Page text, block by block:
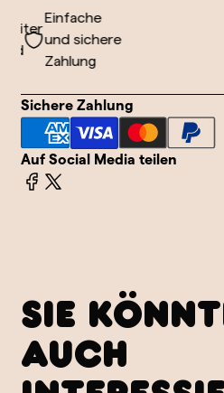
Einfache
und sichere
Zahlung
Sichere Zahlung
Auf Social Media teilen
SIE
AUCH